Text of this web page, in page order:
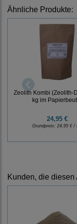
Ähnliche Produkte:
Zeolith Kombi (Zeolith-
kg im
24,95 €
Grundpreis: 24,95 € /
Kunden, die diesen